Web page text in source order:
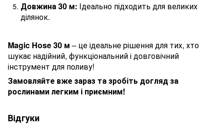
Довжина 30 м: Ідеально підходить для великих
ділянок.
Magic Hose 30 м – це ідеальне рішення для тих, хто
шукає надійний, функціональний і довговічний
інструмент для поливу!
Замовляйте вже зараз та зробіть догляд за
рослинами легким і приємним!
Відгуки